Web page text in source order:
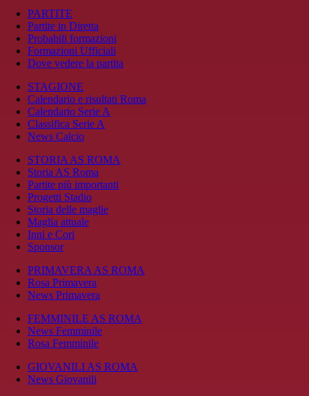
PARTITE
Partite in Diretta
Probabili formazioni
Formazioni Ufficiali
Dove vedere la partita
STAGIONE
Calendario e risultati Roma
Calendario Serie A
Classifica Serie A
News Calcio
STORIA AS ROMA
Storia AS Roma
Partite più importanti
Progetti Stadio
Storia delle maglie
Maglia attuale
Inni e Cori
Sponsor
PRIMAVERA AS ROMA
Rosa Primavera
News Primavera
FEMMINILE AS ROMA
News Femminile
Rosa Femminile
GIOVANILI AS ROMA
News Giovanili